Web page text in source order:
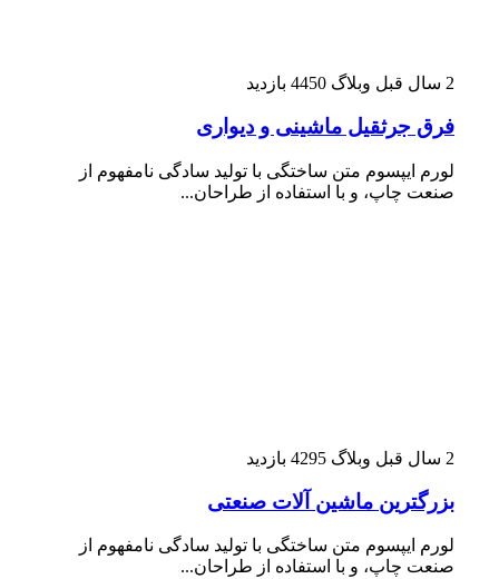
2 سال قبل وبلاگ 4450 بازدید
فرق جرثقیل ماشینی و دیواری
لورم ایپسوم متن ساختگی با تولید سادگی نامفهوم از
صنعت چاپ، و با استفاده از طراحان...
2 سال قبل وبلاگ 4295 بازدید
بزرگترین ماشین آلات صنعتی
لورم ایپسوم متن ساختگی با تولید سادگی نامفهوم از
صنعت چاپ، و با استفاده از طراحان...